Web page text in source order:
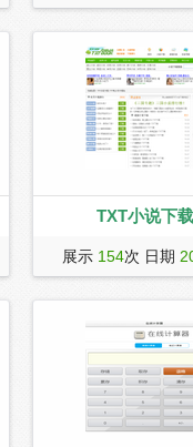
TXT小说下
TXT小说下载网站
TXT小说下载和免费的电
国内好的TXT小说下载和
展示 154次 日期